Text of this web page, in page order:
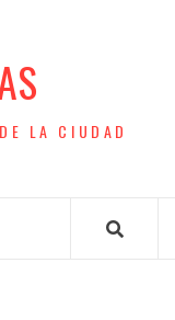
LA CIUDAD